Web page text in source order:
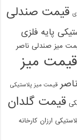
قیمت صندلی
پایه فلزی
میز صندلی ناصر
قیمت میز
قیمت میز پلاستیکی
قیمت گلدان
ارزان کارخانه